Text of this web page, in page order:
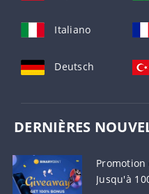
Italiano
Deutsch
DERNIÈRES
Jusqu'à